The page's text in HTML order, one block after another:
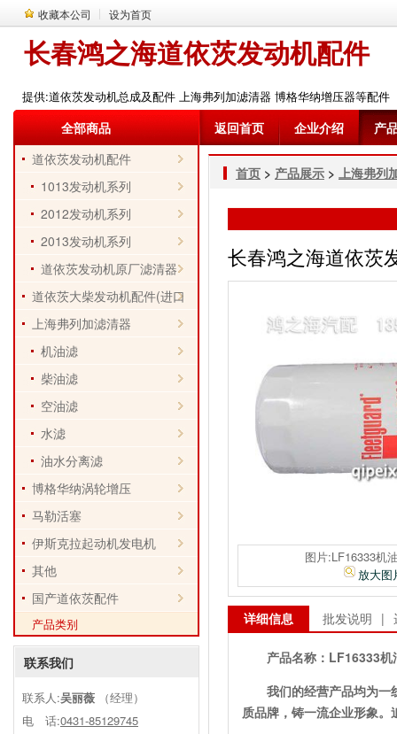
收藏本公司 设为首页
长春鸿之海道依茨发动机配件
提供:道依茨发动机总成及配件 上海弗列加滤清器 博格华纳增压器等配件
全部商品 返回首页 企业介绍
产
道依茨发动机配件
1013发动机系列
2012发动机系列
2013发动机系列
道依茨发动机原厂滤清器
道依茨大柴发动机配件(进口
件)
上海弗列加滤清器
机油滤
柴油滤
空油滤
水滤
油水分离滤
博格华纳涡轮增压
马勒活塞
伊斯克拉起动机发电机
其他
国产道依茨配件
产品类别
联系我们
联系人:吴丽薇 （经理）
电 话:0431-85129745
首页 > 产品展示 > 上海弗列
长春鸿之海道依茨
图片:LF16333机
放大图
详细信息 批发说明 |
产品名称： LF16333机
我们的经营产品均为一
质品牌，铸一流企业形象